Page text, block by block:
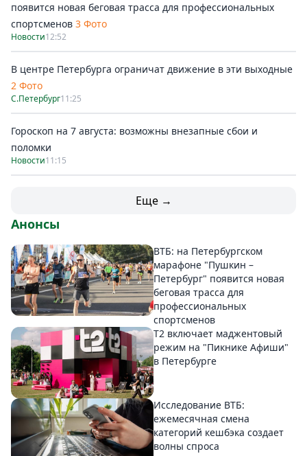
появится новая беговая трасса для профессиональных
спортсменов 3 Фото
Новости12:52
В центре Петербурга ограничат движение в эти выходные
2 Фото
С.Петербург11:25
Гороскоп на 7 августа: возможны внезапные сбои и
поломки
Новости11:15
Еще →
Анонсы
ВТБ: на Петербургском
марафоне "Пушкин –
Петербург" появится новая
беговая трасса для
профессиональных
спортсменов
Т2 включает маджентовый
режим на "Пикнике Афиши"
в Петербурге
Исследование ВТБ:
ежемесячная смена
категорий кешбэка создает
волны спроса